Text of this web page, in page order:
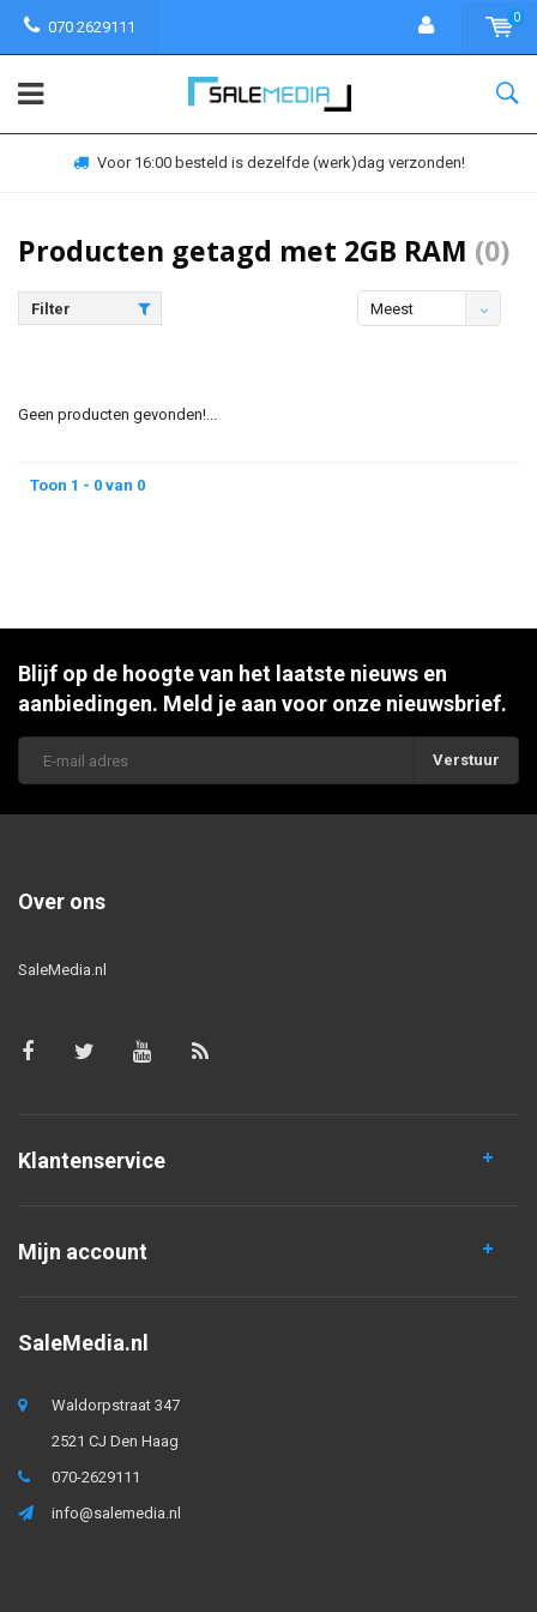
070 2629111
0
Voor 16:00 besteld is dezelfde (werk)dag verzonden!
Producten getagd met 2GB RAM (0)
Filter
Meest
Geen producten gevonden!...
Toon 1 - 0 van 0
Blijf op de hoogte van het laatste nieuws en
aanbiedingen. Meld je aan voor onze nieuwsbrief.
Verstuur
Over ons
SaleMedia.nl
Klantenservice
Mijn account
SaleMedia.nl
Waldorpstraat 347
2521 CJ Den Haag
070-2629111
info@salemedia.nl